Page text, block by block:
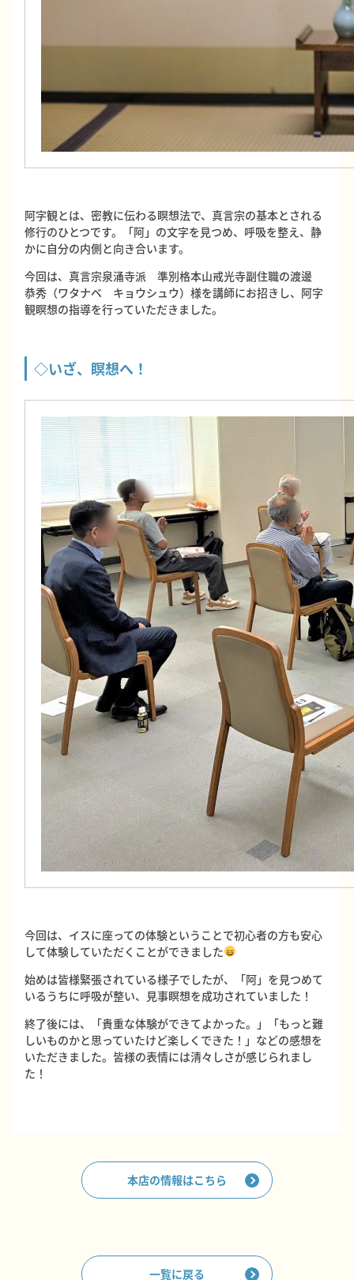
阿字観とは、密教に伝わる瞑想法で、真言宗の基本とされる
修行のひとつです。「阿」の文字を見つめ、呼吸を整え、静
かに自分の内側と向き合います。
今回は、真言宗泉涌寺派 準別格本山戒光寺副住職の渡邊
恭秀（ワタナベ キョウシュウ）様を講師にお招きし、阿字
観瞑想の指導を行っていただきました。
◇いざ、瞑想へ！
今回は、イスに座っての体験ということで初心者の方も安心
して体験していただくことができました
始めは皆様緊張されている様子でしたが、「阿」を見つめて
いるうちに呼吸が整い、見事瞑想を成功されていました！
終了後には、「貴重な体験ができてよかった。」「もっと難
しいものかと思っていたけど楽しくできた！」などの感想を
いただきました。皆様の表情には清々しさが感じられまし
た！
本店の情報はこちら
一覧に戻る